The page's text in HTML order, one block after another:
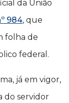
da União
984, que
folha de
federal.
já em vigor,
do servidor